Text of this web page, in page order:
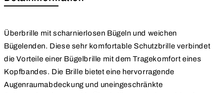
Überbrille mit scharnierlosen Bügeln und weichen
Bügelenden. Diese sehr komfortable Schutzbrille verbindet
die Vorteile einer Bügelbrille mit dem Tragekomfort eines
Kopfbandes. Die Brille bietet eine hervorragende
Augenraumabdeckung und uneingeschränkte